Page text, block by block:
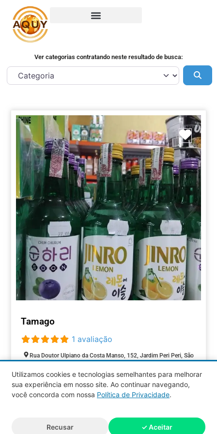
Ver categorias contratando neste resultado de busca:
Tamago
1 avaliação
Rua Doutor Ulpiano da Costa Manso, 152, Jardim Peri Peri, São
COMÉRCIOS Aberto agora:
reservados.
Utilizamos cookies e tecnologias semelhantes para melhorar
sua experiência em nosso site. Ao continuar navegando,
você concorda com nossa Política de Privacidade.
Recusar ✓ Aceitar